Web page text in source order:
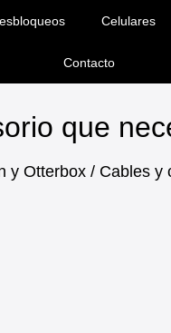
Celulares
Contacto
que
y Otterbox / Cables